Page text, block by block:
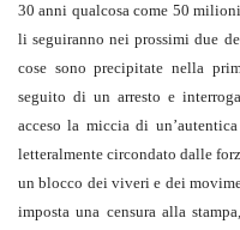
30 anni qualcosa come 50
li seguiranno nei prossimi due
cose sono precipitate nella
seguito di un arresto e
acceso la miccia di
letteralmente circondato dalle
un blocco dei viveri e dei
imposta una censura alla